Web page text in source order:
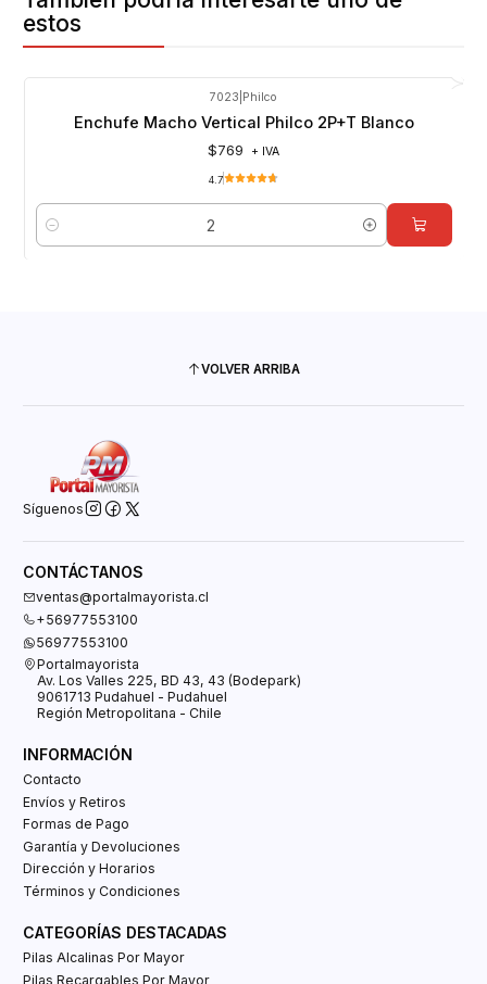
estos
7023 Philco
Enchufe Macho Vertical Philco 2P+T Blanco
$769 + IVA
4.7
Cantidad
VOLVER ARRIBA
Síguenos
CONTÁCTANOS
ventas@portalmayorista.cl
+56977553100
56977553100
Portalmayorista
Av. Los Valles 225, BD 43, 43 (Bodepark)
9061713 Pudahuel - Pudahuel
Región Metropolitana - Chile
INFORMACIÓN
Contacto
Envíos y Retiros
Formas de Pago
Garantía y Devoluciones
Dirección y Horarios
Términos y Condiciones
CATEGORÍAS DESTACADAS
Pilas Alcalinas Por Mayor
Pilas Recargables Por Mayor